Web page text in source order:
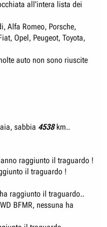
Maggiolino
Audi 200 Quattro
Opel Ascona 400
) han partecipato solo
all'intera lista dei
Alfa Romeo, Porsche,
Opel, Peugeot, Toyota,
auto non sono riuscite
sabbia 4538km..
raggiunto il traguardo !
il traguardo !
raggiunto il traguardo..
BFMR, nessuna ha